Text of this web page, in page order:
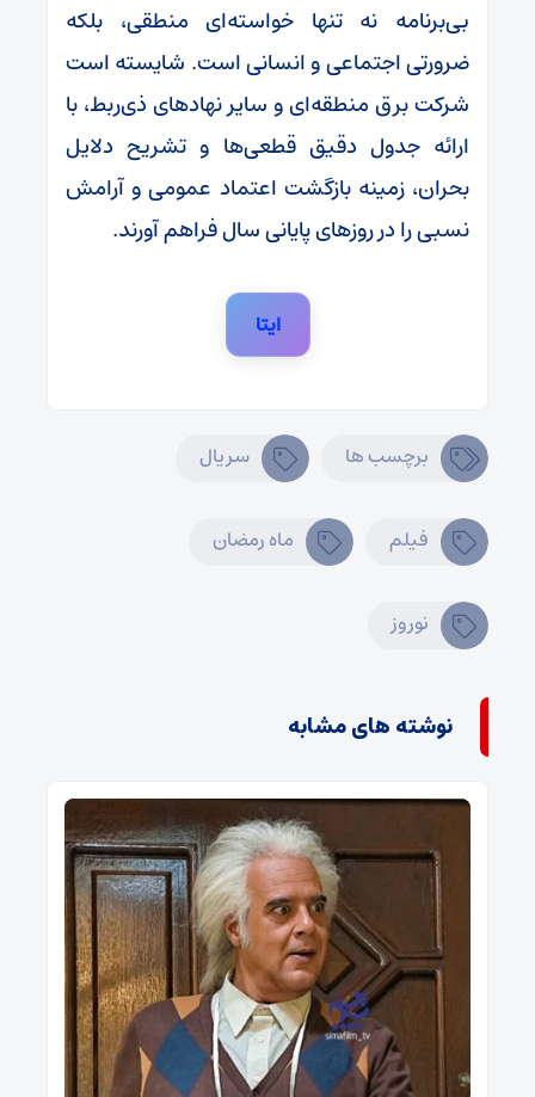
بی‌برنامه نه تنها خواسته‌ای منطقی، بلکه
ضرورتی اجتماعی و انسانی است. شایسته است
شرکت برق منطقه‌ای و سایر نهادهای ذی‌ربط، با
ارائه جدول دقیق قطعی‌ها و تشریح دلایل
بحران، زمینه بازگشت اعتماد عمومی و آرامش
نسبی را در روزهای پایانی سال فراهم آورند.
ایتا
برچسب ها سریال
فیلم ماه رمضان
نوروز
نوشته های مشابه